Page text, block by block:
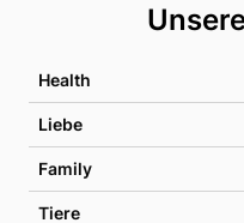
Health
Liebe
Family
Tiere